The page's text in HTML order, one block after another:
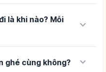
là khi nào? Mỗi
keyboard_arrow_down
ghé cùng không? keyboard_arrow_down